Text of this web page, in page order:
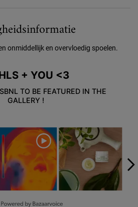
onmiddellijk en overvloedig spoelen.
+ YOU <3
TO BE FEATURED IN THE
GALLERY !
Use the previous and next buttons